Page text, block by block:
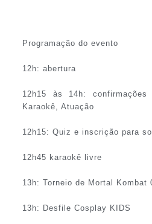
Programação do evento
12h: abertura
12h15 às 14h:
Karaokê, Atuação
12h15: Quiz e inscrição para
12h45 karaokê livre
13h: Torneio de Mortal Kombat
13h: Desfile Cosplay KIDS